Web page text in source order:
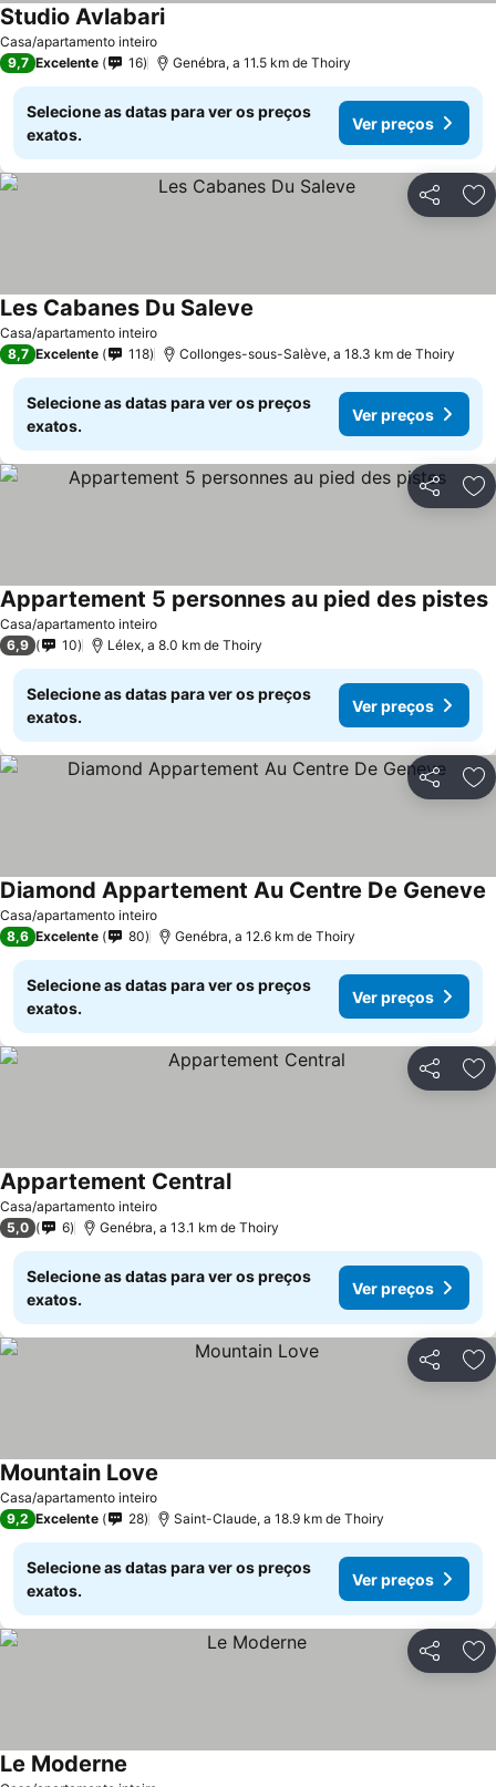
Casa/apartamento inteiro
Studio Avlabari
9,7 Excelente 16 Genébra, a 11.5 km de Thoiry
Selecione as datas para ver os preços
exatos.
Ver preços
Partilhar
Casa/apartamento inteiro
Les Cabanes Du Saleve
8,7 Excelente 118 Collonges-sous-Salève, a 18.3 km de Thoiry
Selecione as datas para ver os preços
exatos.
Ver preços
Partilhar
Casa/apartamento inteiro
Appartement 5 personnes au pied des pistes
6,9 10 Lélex, a 8.0 km de Thoiry
Selecione as datas para ver os preços
exatos.
Ver preços
Partilhar
Casa/apartamento inteiro
Diamond Appartement Au Centre De Geneve
8,6 Excelente 80 Genébra, a 12.6 km de Thoiry
Selecione as datas para ver os preços
exatos.
Ver preços
Partilhar
Casa/apartamento inteiro
Appartement Central
5,0 6 Genébra, a 13.1 km de Thoiry
Selecione as datas para ver os preços
exatos.
Ver preços
Partilhar
Casa/apartamento inteiro
Mountain Love
9,2 Excelente 28 Saint-Claude, a 18.9 km de Thoiry
Selecione as datas para ver os preços
exatos.
Ver preços
Partilhar
Le Moderne